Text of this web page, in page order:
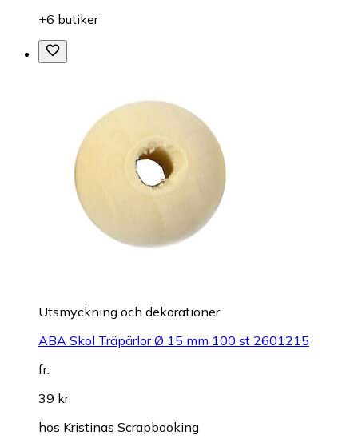
+6 butiker
Utsmyckning och dekorationer
ABA Skol Träpärlor Ø 15 mm 100 st 2601215
fr.
39 kr
hos Kristinas Scrapbooking